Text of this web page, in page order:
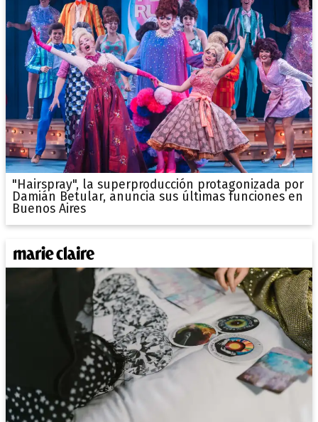
"Hairspray", la superproducción protagonizada por
Damián Betular, anuncia sus últimas funciones en
Buenos Aires